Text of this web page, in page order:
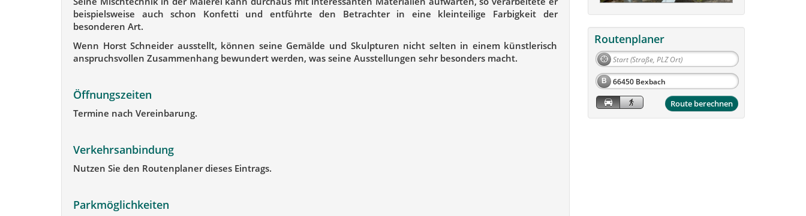
beispielsweise auch schon Konfetti und entführte den Betrachter in eine kleinteilige Farbigkeit der
besonderen Art.
Wenn Horst Schneider ausstellt, können seine Gemälde und Skulpturen nicht selten in einem künstlerisch
anspruchsvollen Zusammenhang bewundert werden, was seine Ausstellungen sehr besonders macht.
Öffnungszeiten
Termine nach Vereinbarung.
Verkehrsanbindung
Nutzen Sie den Routenplaner dieses Eintrags.
Parkmöglichkeiten
Routenplaner
B
Route berechnen